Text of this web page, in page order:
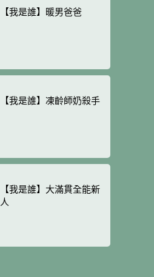
【我是誰】暖男爸爸
【我是誰】凍齡師奶殺手
【我是誰】大滿貫全能新
人